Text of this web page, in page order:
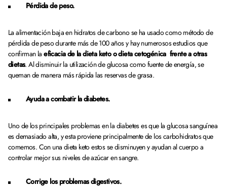
Pérdida de peso.
La alimentación baja en hidratos de carbono se ha usado como método de
pérdida de peso durante más de 100 años y hay numerosos estudios que
confirman laeficacia de la dieta keto o dieta cetogénica frente a otras
dietas. Al disminuir la utilización de glucosa como fuente de energía, se
queman de manera más rápida las reservas de grasa.
Ayuda a combatir la diabetes.
Uno de los principales problemas en la diabetes es que la glucosa sanguínea
es demasiado alta, y esta proviene principalmente de los carbohidratos que
comemos. Con una dieta keto estos se disminuyen y ayudan al cuerpo a
controlar mejor sus niveles de azúcar en sangre.
Corrige los problemas digestivos.